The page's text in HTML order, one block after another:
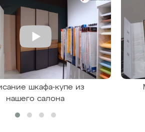
шкафа-купе из
нашего салона